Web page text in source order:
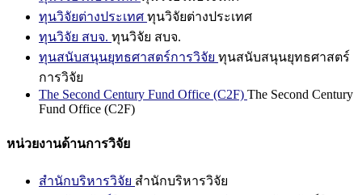
ทุนวิจัยต่างประเทศ ทุนวิจัยต่างประเทศ
ทุนวิจัย สบจ. ทุนวิจัย สบจ.
ทุนสนับสนุนยุทธศาสตร์การวิจัย ทุนสนับสนุนยุทธศาสตร์
การวิจัย
The Second Century Fund Office (C2F) The Second Century
Fund Office (C2F)
หน่วยงานด้านการวิจัย
สำนักบริหารวิจัย สำนักบริหารวิจัย